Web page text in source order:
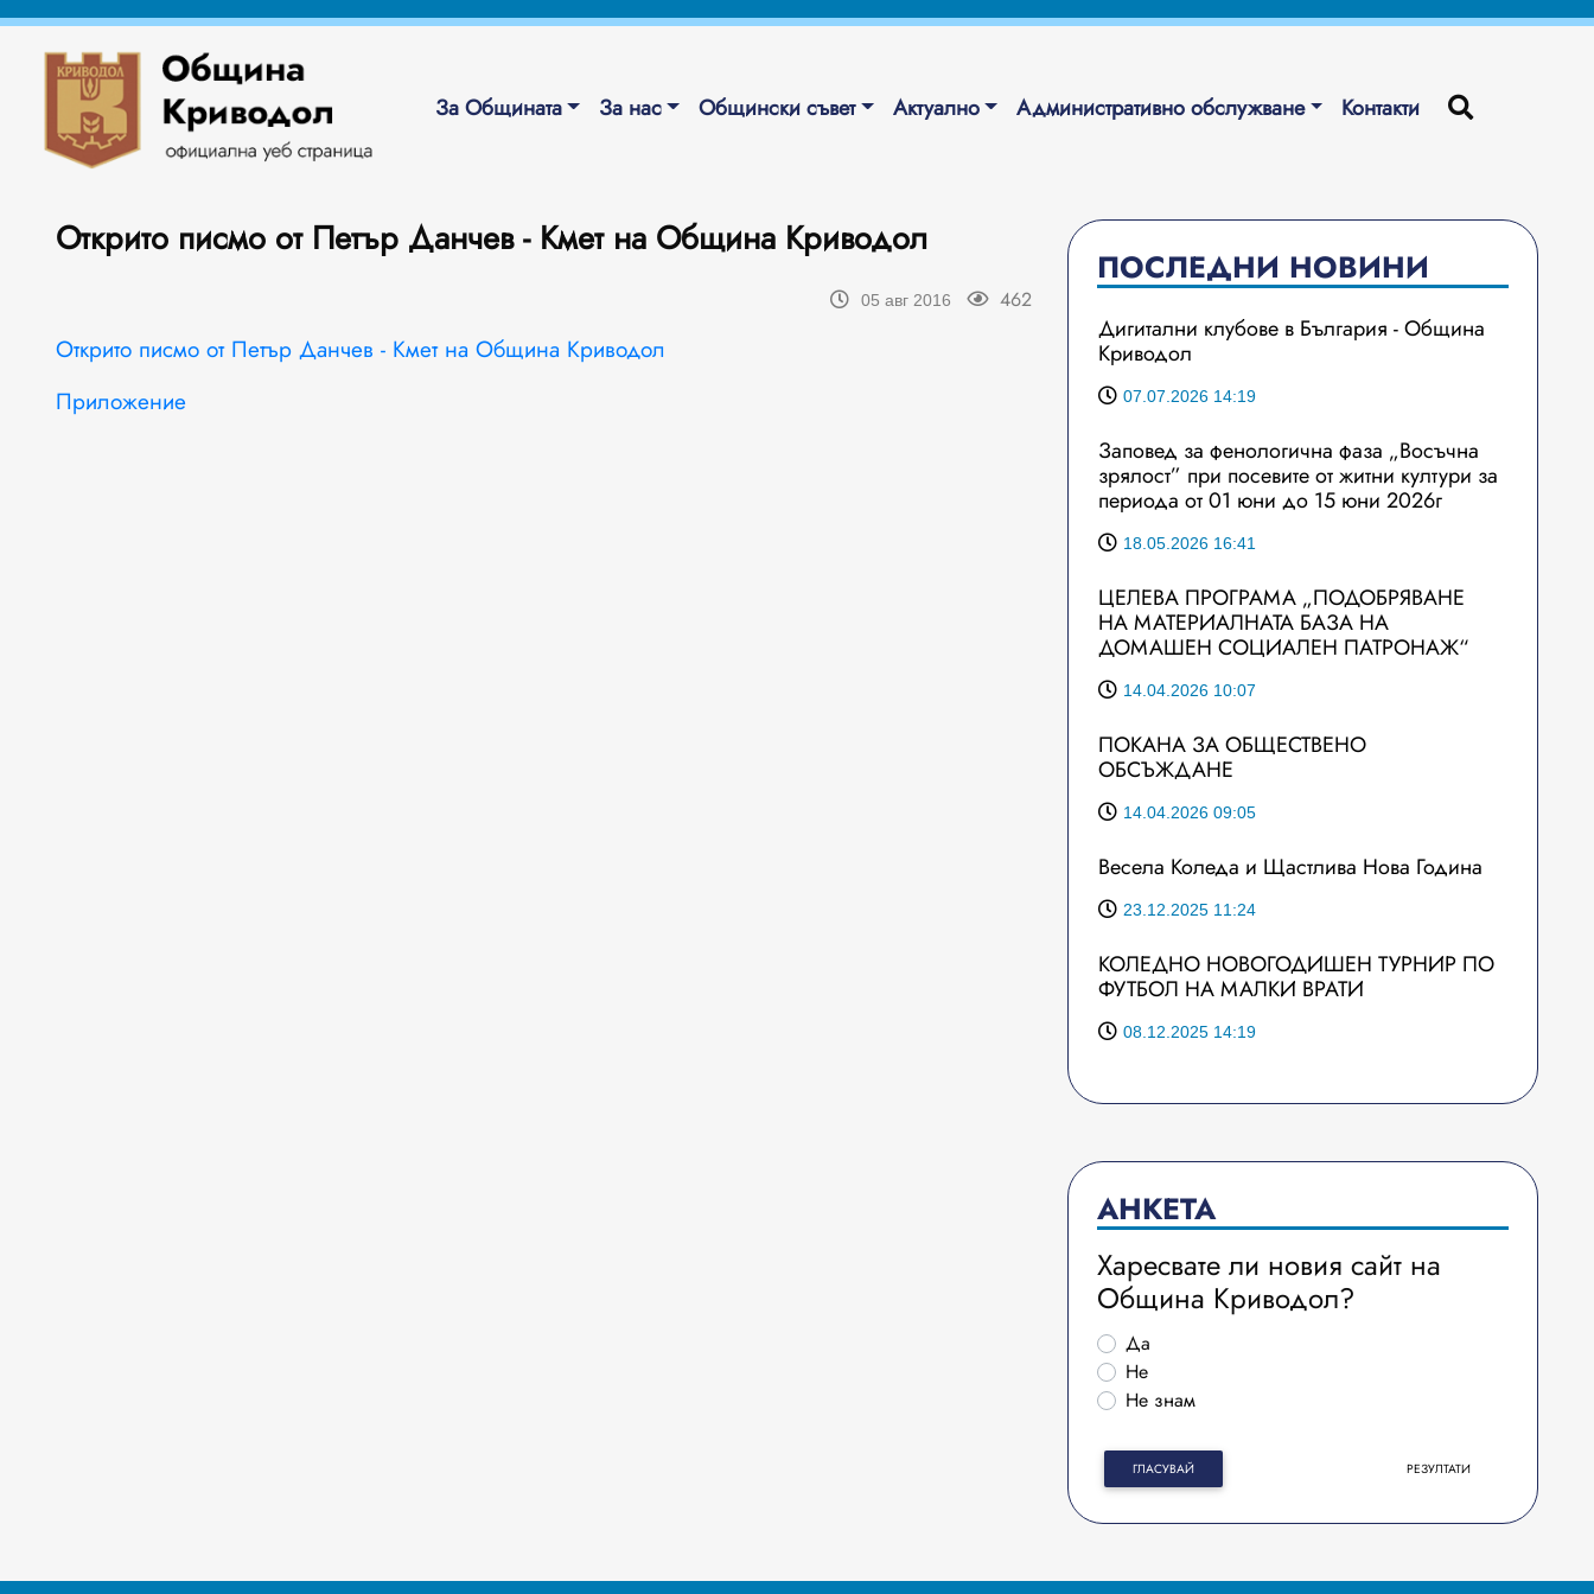
За Общината За нас Общински съвет Актуално Административно обслужване Контакти
Открито писмо от Петър Данчев - Кмет на Община Криводол
05 авг 2016 462
Открито писмо от Петър Данчев - Кмет на Община Криводол
Приложение
ПОСЛЕДНИ НОВИНИ
Дигитални клубове в България - Община
Криводол
07.07.2026 14:19
Заповед за фенологична фаза „Восъчна
зрялост” при посевите от житни култури за
периода от 01 юни до 15 юни 2026г
18.05.2026 16:41
ЦЕЛЕВА ПРОГРАМА „ПОДОБРЯВАНЕ
НА МАТЕРИАЛНАТА БАЗА НА
ДОМАШЕН СОЦИАЛЕН ПАТРОНАЖ“
14.04.2026 10:07
ПОКАНА ЗА ОБЩЕСТВЕНО
ОБСЪЖДАНЕ
14.04.2026 09:05
Весела Коледа и Щастлива Нова Година
23.12.2025 11:24
КОЛЕДНО НОВОГОДИШЕН ТУРНИР ПО
ФУТБОЛ НА МАЛКИ ВРАТИ
08.12.2025 14:19
АНКЕТА
Харесвате ли новия сайт на
Община Криводол?
Да
Не
Не знам
ГЛАСУВАЙ РЕЗУЛТАТИ